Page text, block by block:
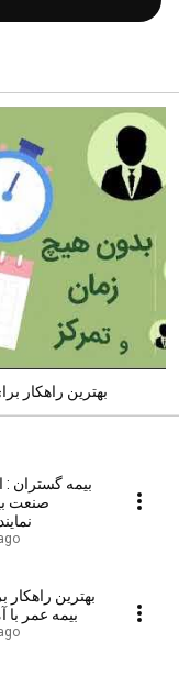
بهترین راهکار
بیمه گستران :
صنعت
بهترین
بیمه عمر